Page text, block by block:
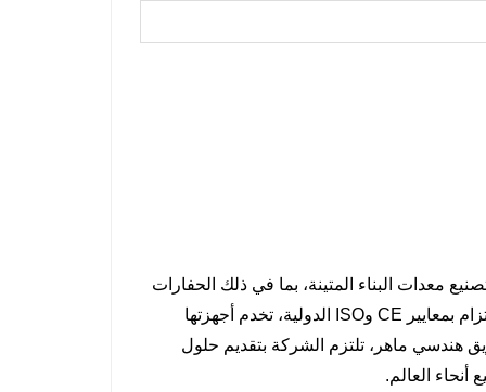
مجال تصنيع معدات البناء المتينة، بما في ذلك الحفارات
ذات العجلات والمجنزرة، إلى جانب شاحنات القلابة الصغيرة. ومن خلال الالتزام بمعايير CE وISO الدولية، تخدم أجهزتها
من فريق هندسي ماهر، تلتزم الشركة بتقديم حلول
العالم.